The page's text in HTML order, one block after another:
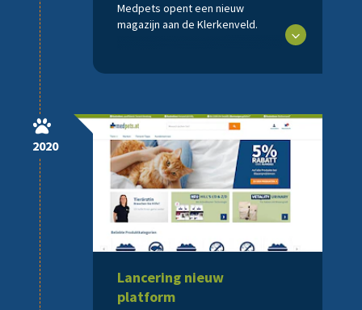
Medpets opent een nieuw
magazijn aan de Klerkenveld.
2020
Lancering nieuw
platform